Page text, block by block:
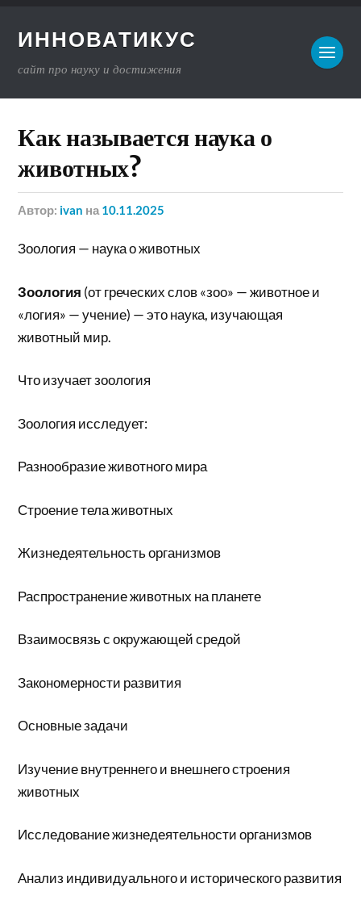
ИННОВАТИКУС
сайт про науку и достижения
Как называется наука о
животных?
Автор: ivan на 10.11.2025
Зоология — наука о животных
Зоология (от греческих слов «зоо» — животное и
«логия» — учение) — это наука, изучающая
животный мир.
Что изучает зоология
Зоология исследует:
Разнообразие животного мира
Строение тела животных
Жизнедеятельность организмов
Распространение животных на планете
Взаимосвязь с окружающей средой
Закономерности развития
Основные задачи
Изучение внутреннего и внешнего строения
животных
Исследование жизнедеятельности организмов
Анализ индивидуального и исторического развития